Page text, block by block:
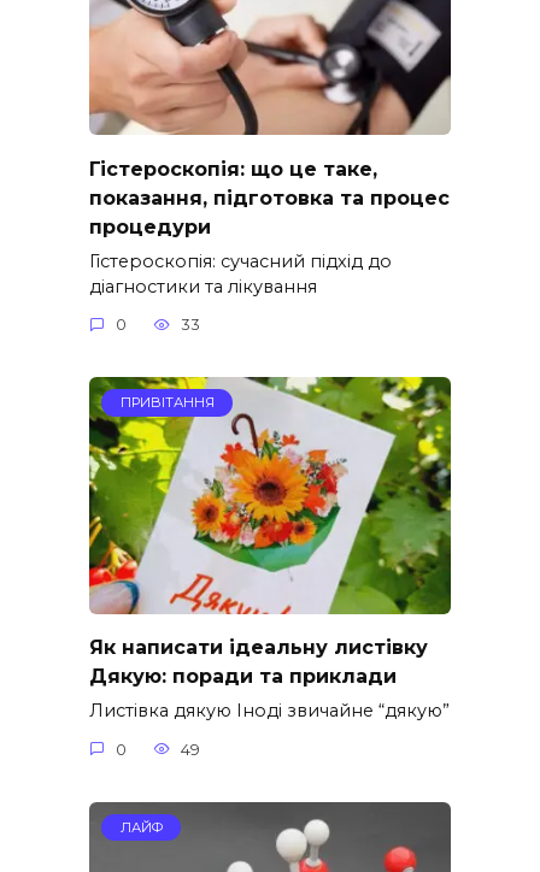
Гістероскопія: що це таке,
показання, підготовка та процес
процедури
Гістероскопія: сучасний підхід до
діагностики та лікування
0 33
ПРИВІТАННЯ
Як написати ідеальну листівку
Дякую: поради та приклади
Листівка дякую Іноді звичайне “дякую”
0 49
ЛАЙФ